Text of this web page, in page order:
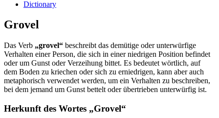
Dictionary
Grovel
Das Verb „grovel“ beschreibt das demütige oder unterwürfige
Verhalten einer Person, die sich in einer niedrigen Position befindet
oder um Gunst oder Verzeihung bittet. Es bedeutet wörtlich, auf
dem Boden zu kriechen oder sich zu erniedrigen, kann aber auch
metaphorisch verwendet werden, um ein Verhalten zu beschreiben,
bei dem jemand um Gunst bettelt oder übertrieben unterwürfig ist.
Herkunft des Wortes „Grovel“